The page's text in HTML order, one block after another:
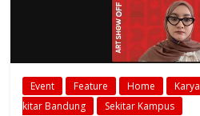
Event Feature Home Karya
kitar Bandung
Sekitar Kampus